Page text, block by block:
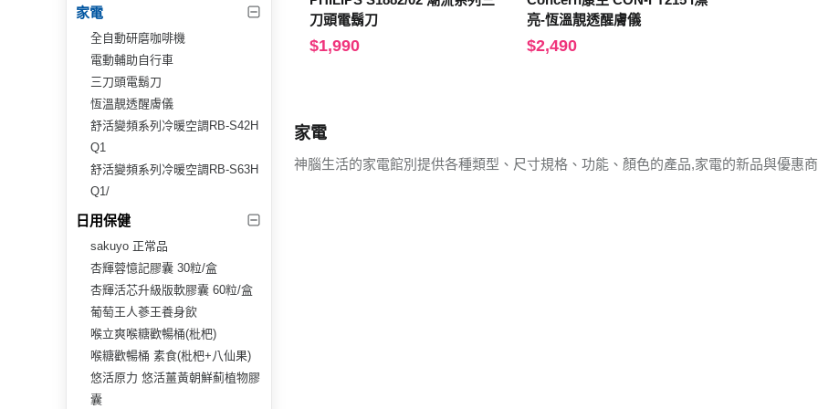
家電
全自動研磨咖啡機
電動輔助自行車
三刀頭電鬍刀
恆溫靚透醒膚儀
舒活變頻系列冷暖空調RB-S42H
Q1
舒活變頻系列冷暖空調RB-S63H
Q1/
日用保健
sakuyo 正常品
杏輝蓉憶記膠囊 30粒/盒
杏輝活芯升級版軟膠囊 60粒/盒
葡萄王人蔘王養身飲
喉立爽喉糖歡暢桶(枇杷)
喉糖歡暢桶 素食(枇杷+八仙果)
悠活原力 悠活薑黃朝鮮薊植物膠
囊
刀頭電鬍刀
$1,990
亮-恆溫靚透醒膚儀
$2,490
家電
神腦生活的家電館別提供各種類型、尺寸規格、功能、顏色的產品,家電的新品與優惠